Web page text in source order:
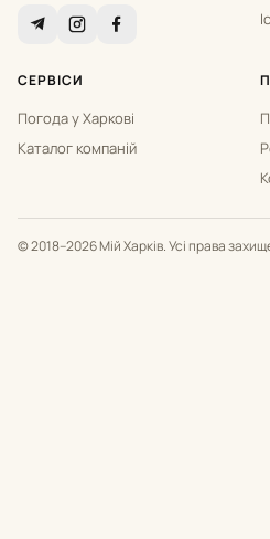
СЕРВІСИ
Погода у Харкові
Каталог компаній
© 2018–2026 Мій Харків. Усі права